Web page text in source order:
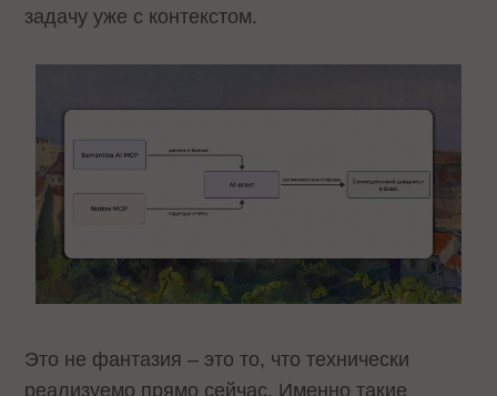
задачу уже с контекстом.
Это не фантазия – это то, что технически
реализуемо прямо сейчас. Именно такие